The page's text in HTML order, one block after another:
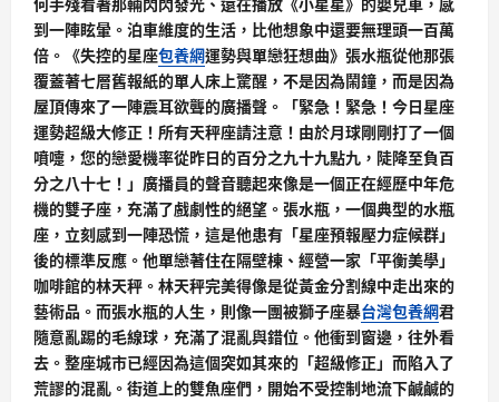
到一陣眩暈。泊車維度的生活，比他想象中還要無理頭一百萬
倍。《失控的星座包養網運勢與單戀狂想曲》張水瓶從他那張
覆蓋著七層舊報紙的單人床上驚醒，不是因為鬧鐘，而是因為
屋頂傳來了一陣震耳欲聾的廣播聲。「緊急！緊急！今日星座
運勢超級大修正！所有天秤座請注意！由於月球剛剛打了一個
噴嚏，您的戀愛機率從昨日的百分之九十九點九，陡降至負百
分之八十七！」廣播員的聲音聽起來像是一個正在經歷中年危
機的雙子座，充滿了戲劇性的絕望。張水瓶，一個典型的水瓶
座，立刻感到一陣恐慌，這是他患有「星座預報壓力症候群」
後的標準反應。他單戀著住在隔壁棟、經營一家「平衡美學」
咖啡館的林天秤。林天秤完美得像是從黃金分割線中走出來的
藝術品。而張水瓶的人生，則像一團被獅子座暴台灣包養網君
隨意亂踢的毛線球，充滿了混亂與錯位。他衝到窗邊，往外看
去。整座城市已經因為這個突如其來的「超級修正」而陷入了
荒謬的混亂。街道上的雙魚座們，開始不受控制地流下鹹鹹的